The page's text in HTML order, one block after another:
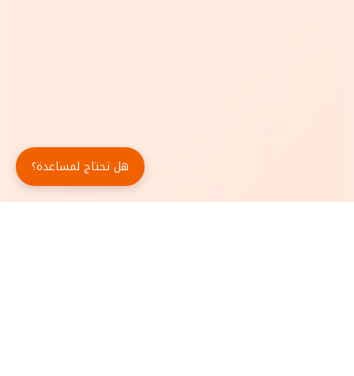
هل تحتاج لمساعدة؟